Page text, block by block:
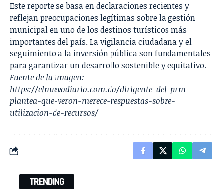
Este reporte se basa en declaraciones recientes y
reflejan preocupaciones legítimas sobre la gestión
municipal en uno de los destinos turísticos más
importantes del país. La vigilancia ciudadana y el
seguimiento a la inversión pública son fundamentales
para garantizar un desarrollo sostenible y equitativo.
Fuente de la imagen:
https://elnuevodiario.com.do/dirigente-del-prm-
plantea-que-veron-merece-respuestas-sobre-
utilizacion-de-recursos/
TRENDING